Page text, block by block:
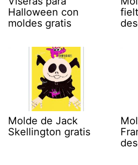
Halloween con
moldes gratis
Molde de Jack
Skellington gratis